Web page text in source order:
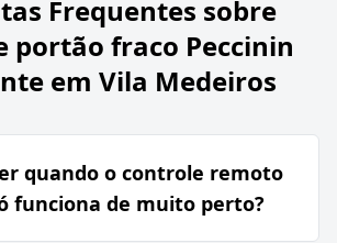
Frequentes sobre
portão fraco Peccinin
em Vila Medeiros
quando o controle remoto
funciona de muito perto?